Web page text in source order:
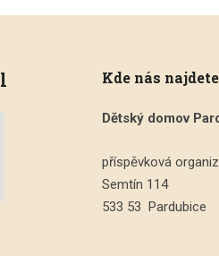
Kde nás najdete
Dětský domov
příspěvková
Semtín 114
533 53 Pardubice